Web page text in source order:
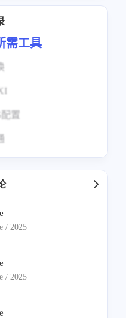
需工具
V2V Converter
image
拟机
和客户机操作系统
置
置
IP
的网卡
e
e / 2025
e
e / 2025
e